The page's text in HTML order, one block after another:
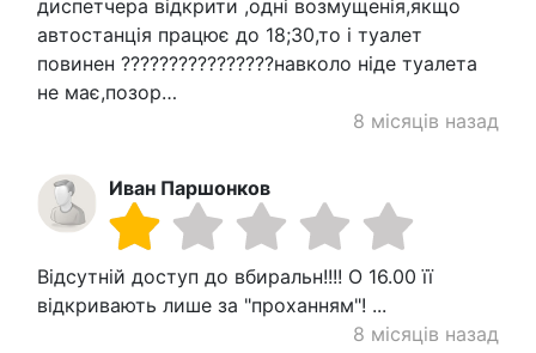
диспетчера відкрити ,одні возмущенія,якщо
автостанція працює до 18;30,то і туалет
повинен ????????????????навколо ніде туалета
не має,позор…
8 місяців назад
Иван Паршонков
Відсутній доступ до вбиральн!!!! О 16.00 її
відкривають лише за "проханням"! ...
8 місяців назад